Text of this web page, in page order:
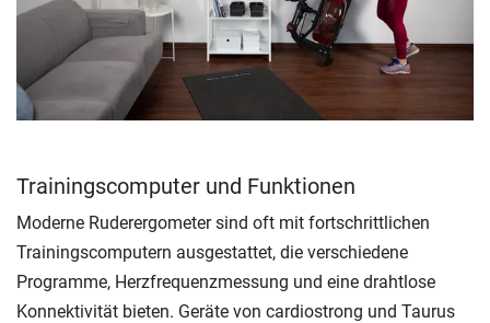
Trainingscomputer und Funktionen
Moderne Ruderergometer sind oft mit fortschrittlichen
Trainingscomputern ausgestattet, die verschiedene
Programme, Herzfrequenzmessung und eine drahtlose
Konnektivität bieten. Geräte von cardiostrong und Taurus